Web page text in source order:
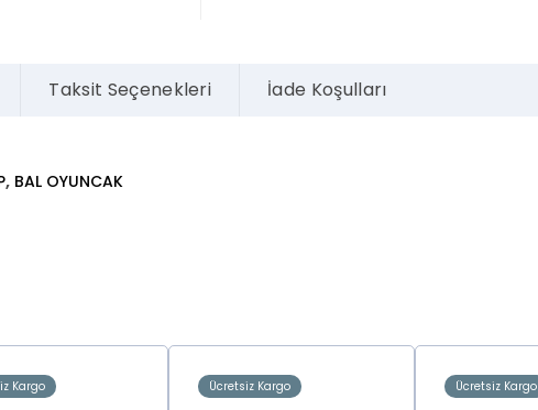
Taksit Seçenekleri İade Koşulları
, BAL OYUNCAK
Kargo Ücretsiz Kargo Ücretsiz Kargo